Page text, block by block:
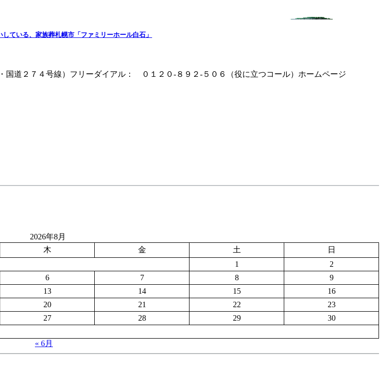
ている、家族葬札幌市「ファミリーホール白石」
道２７４号線）フリーダイアル： ０１２０-８９２-５０６（役に立つコール）ホームページ
2026年8月
木 金 土
日
1
2
6 7 8
9
13 14 15
16
20 21 22
23
27 28 29
30
« 6月